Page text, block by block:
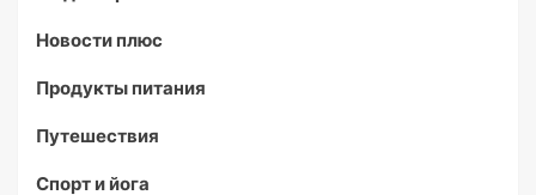
Новости плюс
Продукты питания
Путешествия
Спорт и йога